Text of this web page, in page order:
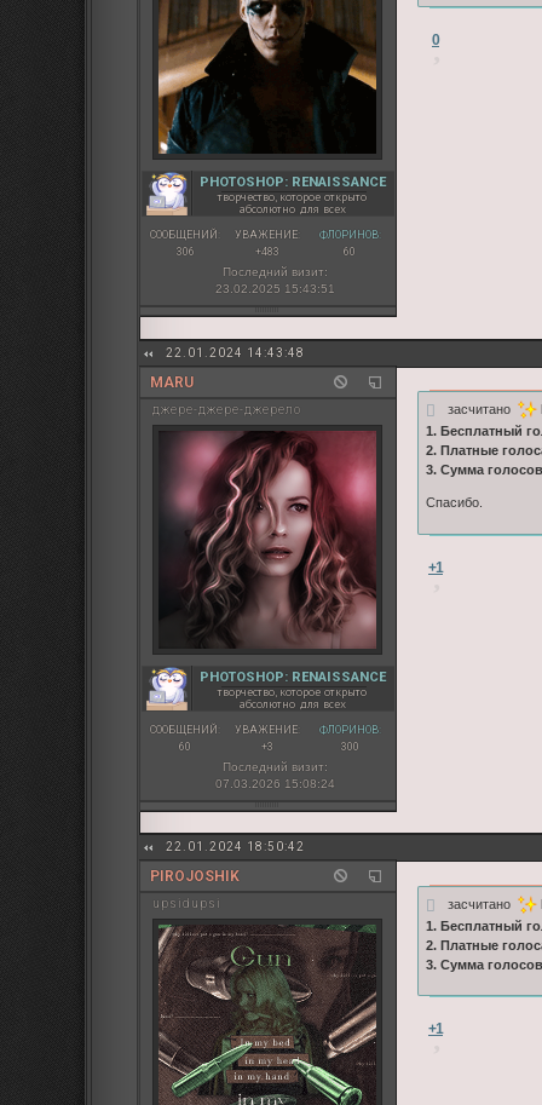
PHOTOSHOP: RENAISSANCE
творчество, которое открыто
абсолютно для всех
СООБЩЕНИЙ:
306
УВАЖЕНИЕ:
+483
ФЛОРИНОВ:
60
Последний визит:
23.02.2025 15:43:51
0
22.01.2024 14:43:48
MARU
джере-джере-джерело
PHOTOSHOP: RENAISSANCE
творчество, которое открыто
абсолютно для всех
СООБЩЕНИЙ:
60
УВАЖЕНИЕ:
+3
ФЛОРИНОВ:
300
Последний визит:
07.03.2026 15:08:24
засчитано
1. Бесплатный
2. Платные
3. Сумма
Спасибо.
+1
22.01.2024 18:50:42
PIROJOSHIK
upsidupsi засчитано
1. Бесплатный
2. Платные
3. Сумма
+1